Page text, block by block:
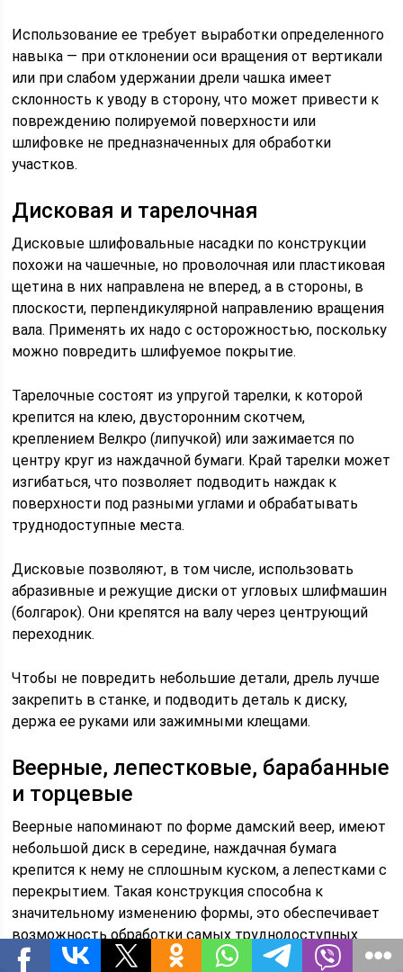
Использование ее требует выработки определенного
навыка — при отклонении оси вращения от вертикали
или при слабом удержании дрели чашка имеет
склонность к уводу в сторону, что может привести к
повреждению полируемой поверхности или
шлифовке не предназначенных для обработки
участков.
Дисковая и тарелочная
Дисковые шлифовальные насадки по конструкции
похожи на чашечные, но проволочная или пластиковая
щетина в них направлена не вперед, а в стороны, в
плоскости, перпендикулярной направлению вращения
вала. Применять их надо с осторожностью, поскольку
можно повредить шлифуемое покрытие.
Тарелочные состоят из упругой тарелки, к которой
крепится на клею, двусторонним скотчем,
креплением Велкро (липучкой) или зажимается по
центру круг из наждачной бумаги. Край тарелки может
изгибаться, что позволяет подводить наждак к
поверхности под разными углами и обрабатывать
труднодоступные места.
Дисковые позволяют, в том числе, использовать
абразивные и режущие диски от угловых шлифмашин
(болгарок). Они крепятся на валу через центрующий
переходник.
Чтобы не повредить небольшие детали, дрель лучше
закрепить в станке, и подводить деталь к диску,
держа ее руками или зажимными клещами.
Веерные, лепестковые, барабанные
и торцевые
Веерные напоминают по форме дамский веер, имеют
небольшой диск в середине, наждачная бумага
крепится к нему не сплошным куском, а лепестками с
перекрытием. Такая конструкция способна к
значительному изменению формы, это обеспечивает
возможность обработки самых труднодоступных
мест, особенно полостей и внутренних поверхностей.